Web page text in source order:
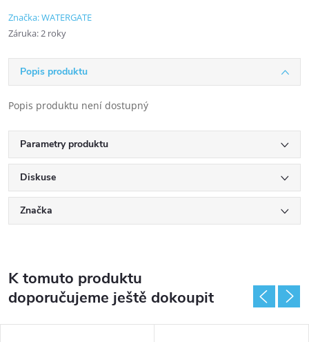
Značka:WATERGATE
Záruka:2 roky
Popis produktu
Popis produktu není dostupný
Parametry produktu
Diskuse
Značka
K tomuto produktu
doporučujeme ještě dokoupit